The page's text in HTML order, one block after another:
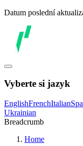
Datum poslední
Vyberte si jazyk
EnglishFrenchItalian
Ukrainian
Breadcrumb
Home